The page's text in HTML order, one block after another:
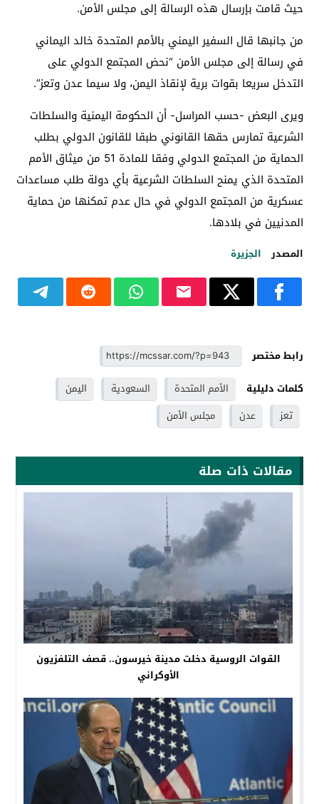
حيث قامت بإرسال هذه الرسالة إلى مجلس الأمن.
من جانبها قال السفير اليمني بالأمم المتحدة خالد اليماني
في رسالة إلى مجلس الأمن “نحض المجتمع الدولي على
التدخل سريعا بقوات برية لإنقاذ اليمن، ولا سيما عدن وتعز”.
ويرى البعض -حسب المراسل- أن الحكومة اليمنية والسلطات
الشرعية تمارس حقها القانوني طبقا للقانون الدولي بطلب
الحماية من المجتمع الدولي وفقا للمادة 51 من ميثاق الأمم
المتحدة الذي يمنح السلطات الشرعية بأي دولة طلب مساعدات
عسكرية من المجتمع الدولي في حال عدم تمكنها من حماية
المدنيين في بلادها.
المصدر الجزيرة
رابط مختصر
كلمات دليلية
الأمم المتحدة السعودية
اليمن
تعز
عدن مجلس الأمن
مقالات ذات صلة
القوات الروسية دخلت مدينة خيرسون.. قصف التلفزيون
الأوكراني